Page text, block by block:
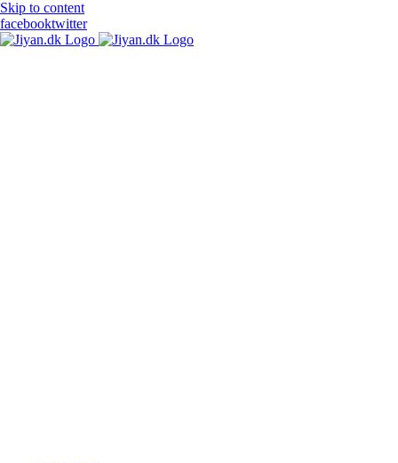
Skip to content
facebooktwitter